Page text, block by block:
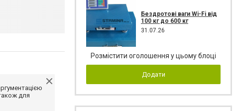
для
Бездротові ваги Wi-Fi від
100 кг до 600 кг
31.07.26
Розмістити оголошення у цьому блоці
Додати